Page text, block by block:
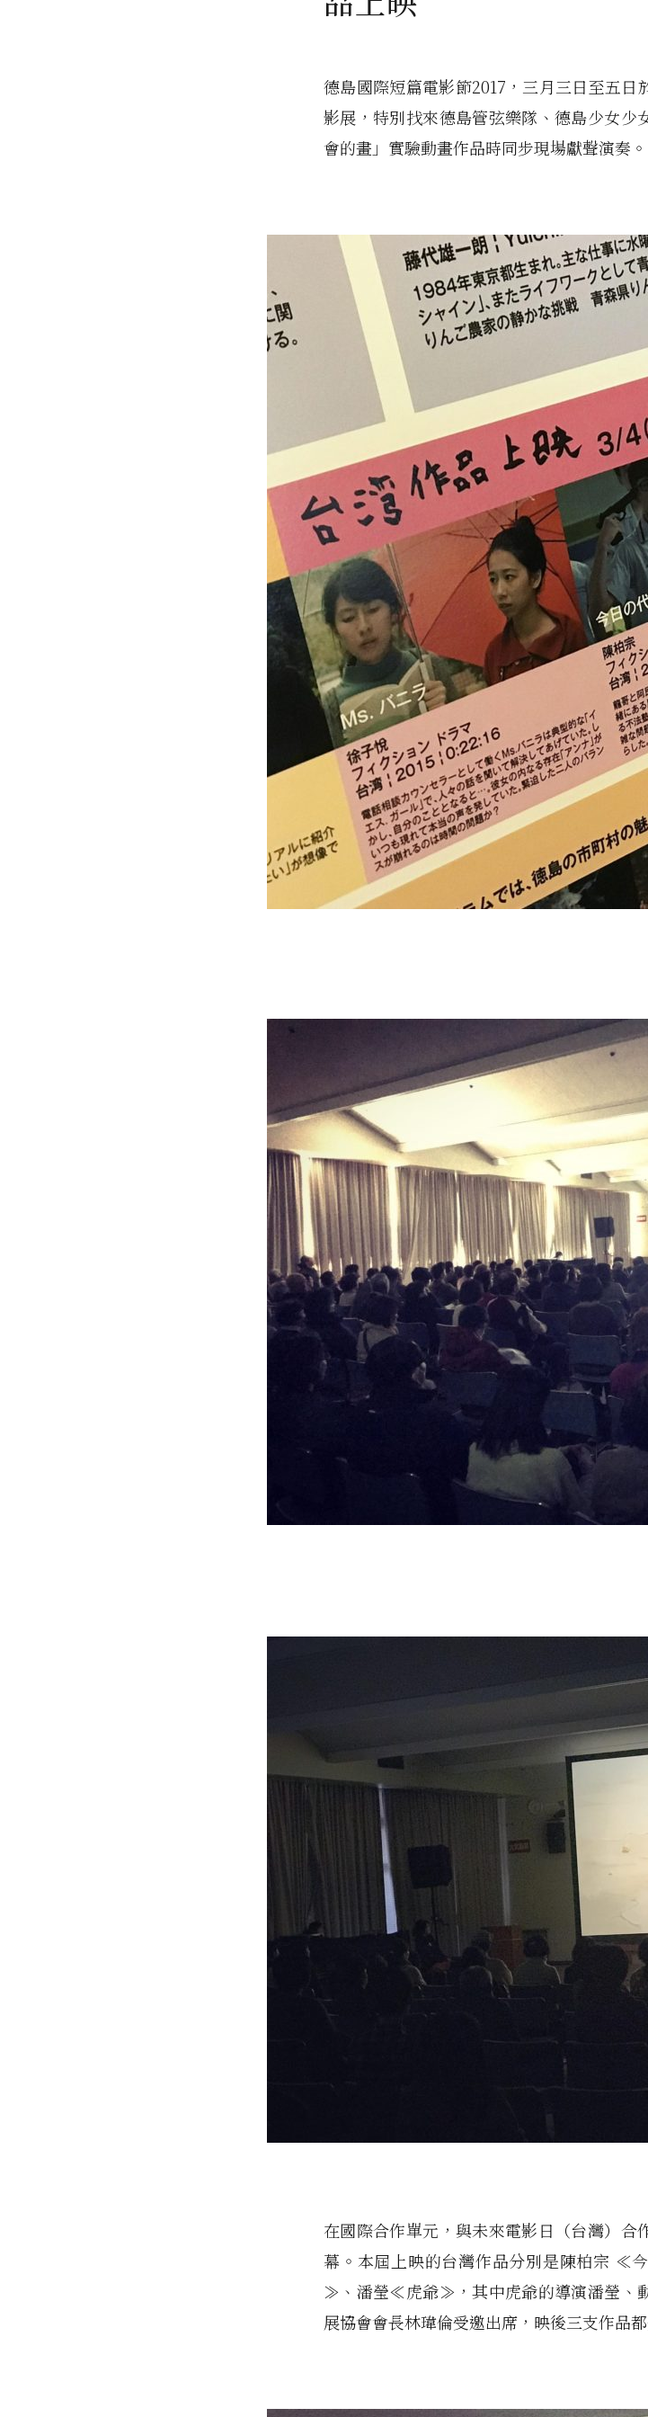
德島國際短篇電影節2017，三月三日至五
影展，特別找來德島管弦樂隊、德島少女少
會的畫」實驗動畫作品時同步現場獻聲演奏。
在國際合作單元，與未來電影日（台灣）合
幕。本屆上映的台灣作品分別是陳柏宗 ≪
≫、潘瑩≪虎爺≫，其中虎爺的導演潘瑩、
展協會會長林瑋倫受邀出席，映後三支作品